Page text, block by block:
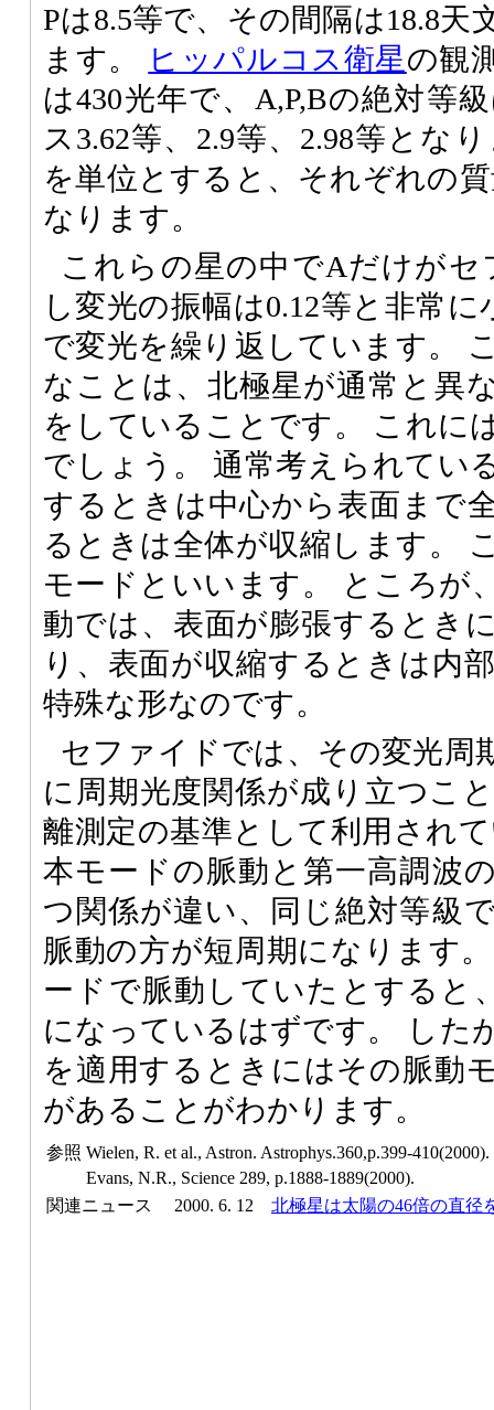
Pは8.5等で、その間隔は18.8天
ます。
ヒッパルコス衛星の観
は430光年で、A,P,Bの絶対等
ス3.62等、2.9等、2.98等とな
を単位とすると、それぞれの
なります。
これらの星の中でAだけが
し変光の振幅は0.12等と非常
で変光を繰り返しています。
なことは、北極星が通常と異
をしていることです。 これに
でしょう。 通常考えられてい
するときは中心から表面まで
るときは全体が収縮します。
モードといいます。 ところが
動では、表面が膨張するとき
り、表面が収縮するときは内
特殊な形なのです。
セファイドでは、その変光周
に周期光度関係が成り立つこ
離測定の基準として利用され
本モードの脈動と第一高調波
つ関係が違い、同じ絶対等級
脈動の方が短周期になります
ードで脈動していたとすると
になっているはずです。 した
を適用するときにはその脈動
があることがわかります。
参照 Wielen, R. et al., Astron. Astrophys.360,p.399-410(2000).
Evans, N.R., Science 289, p.1888-1889(2000).
関連ニュース
2000. 6. 12 北極星は太陽の46倍の直径